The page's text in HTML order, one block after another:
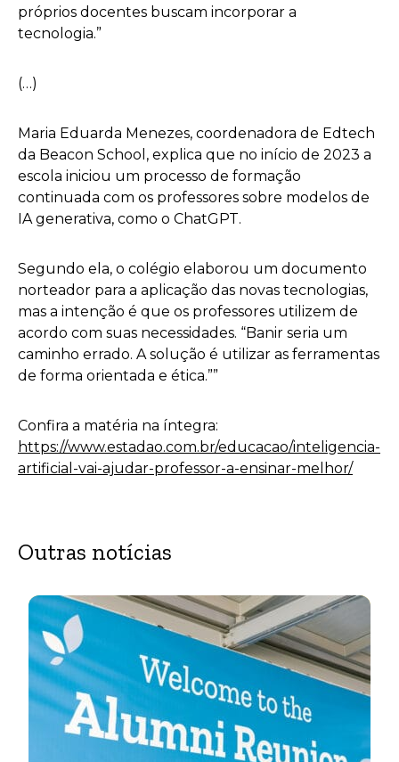
próprios docentes buscam incorporar a
tecnologia.”
(…)
Maria Eduarda Menezes, coordenadora de Edtech
da Beacon School, explica que no início de 2023 a
escola iniciou um processo de formação
continuada com os professores sobre modelos de
IA generativa, como o ChatGPT.
Segundo ela, o colégio elaborou um documento
norteador para a aplicação das novas tecnologias,
mas a intenção é que os professores utilizem de
acordo com suas necessidades. “Banir seria um
caminho errado. A solução é utilizar as ferramentas
de forma orientada e ética.””
Confira a matéria na íntegra:
https://www.estadao.com.br/educacao/inteligencia-
artificial-vai-ajudar-professor-a-ensinar-melhor/
Outras notícias